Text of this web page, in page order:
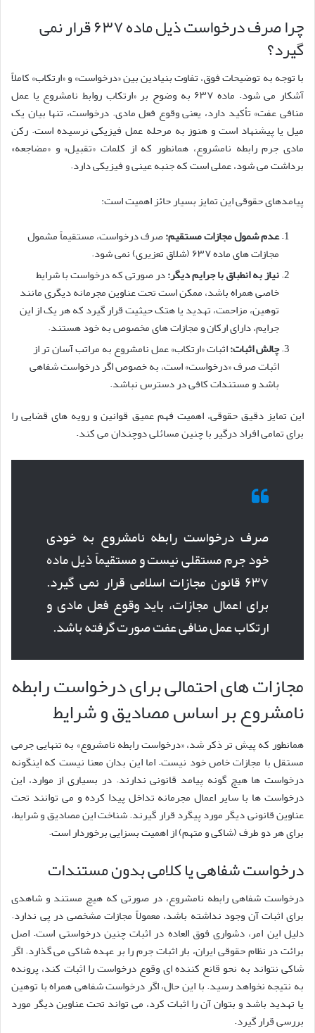
چرا صرف درخواست ذیل ماده ۶۳۷ قرار نمی
گیرد؟
با توجه به توضیحات فوق، تفاوت بنیادین بین «درخواست» و «ارتکاب» کاملاً
آشکار می شود. ماده ۶۳۷ به وضوح بر «ارتکاب روابط نامشروع یا عمل
منافی عفت» تأکید دارد، یعنی وقوع فعل مادی. درخواست، تنها بیان یک
میل یا پیشنهاد است و هنوز به مرحله عمل فیزیکی نرسیده است. رکن
مادی جرم رابطه نامشروع، همانطور که از کلمات «تقبیل» و «مضاجعه»
برداشت می شود، عملی است که جنبه عینی و فیزیکی دارد.
پیامدهای حقوقی این تمایز بسیار حائز اهمیت است:
عدم شمول مجازات مستقیم:صرف درخواست، مستقیماً مشمول
مجازات های ماده ۶۳۷ (شلاق تعزیری) نمی شود.
نیاز به انطباق با جرایم دیگر:در صورتی که درخواست با شرایط
خاصی همراه باشد، ممکن است تحت عناوین مجرمانه دیگری مانند
توهین، مزاحمت، تهدید یا هتک حیثیت قرار گیرد که هر یک از این
جرایم، دارای ارکان و مجازات های مخصوص به خود هستند.
چالش اثبات:اثبات «ارتکاب» عمل نامشروع به مراتب آسان تر از
اثبات صرف «درخواست» است، به خصوص اگر درخواست شفاهی
باشد و مستندات کافی در دسترس نباشد.
این تمایز دقیق حقوقی، اهمیت فهم عمیق قوانین و رویه های قضایی را
برای تمامی افراد درگیر با چنین مسائلی دوچندان می کند.
صرف درخواست رابطه نامشروع به خودی
خود جرم مستقلی نیست و مستقیماً ذیل ماده
۶۳۷ قانون مجازات اسلامی قرار نمی گیرد.
برای اعمال مجازات، باید وقوع فعل مادی و
ارتکاب عمل منافی عفت صورت گرفته باشد.
مجازات های احتمالی برای درخواست رابطه
نامشروع بر اساس مصادیق و شرایط
همانطور که پیش تر ذکر شد، «درخواست رابطه نامشروع» به تنهایی جرمی
مستقل با مجازات خاص خود نیست. اما این بدان معنا نیست که اینگونه
درخواست ها هیچ گونه پیامد قانونی ندارند. در بسیاری از موارد، این
درخواست ها با سایر اعمال مجرمانه تداخل پیدا کرده و می توانند تحت
عناوین قانونی دیگر مورد پیگرد قرار گیرند. شناخت این مصادیق و شرایط،
برای هر دو طرف (شاکی و متهم) از اهمیت بسزایی برخوردار است.
درخواست شفاهی یا کلامی بدون مستندات
درخواست شفاهی رابطه نامشروع، در صورتی که هیچ مستند و شاهدی
برای اثبات آن وجود نداشته باشد، معمولاً مجازات مشخصی در پی ندارد.
دلیل این امر، دشواری فوق العاده در اثبات چنین درخواستی است. اصل
برائت در نظام حقوقی ایران، بار اثبات جرم را بر عهده شاکی می گذارد. اگر
شاکی نتواند به نحو قانع کننده ای وقوع درخواست را اثبات کند، پرونده
به نتیجه نخواهد رسید. با این حال، اگر درخواست شفاهی همراه با توهین
یا تهدید باشد و بتوان آن را اثبات کرد، می تواند تحت عناوین دیگر مورد
بررسی قرار گیرد.